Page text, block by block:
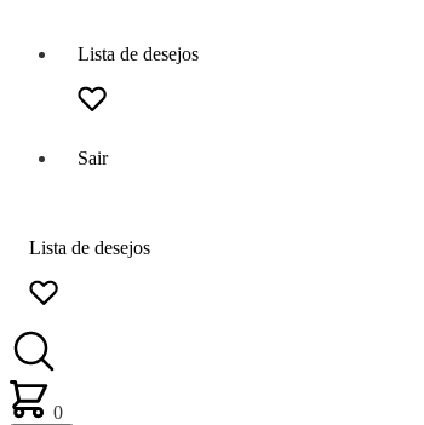
Lista de desejos
Sair
Lista de desejos
0